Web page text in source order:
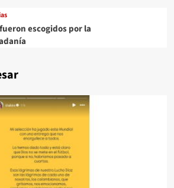
escogidos por la